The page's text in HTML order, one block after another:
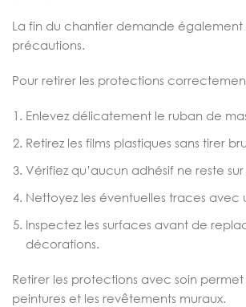
La fin du chantier demande également
précautions.
Pour retirer les protections
Enlevez délicatement le ruban de
Retirez les films plastiques sans tirer
Vérifiez qu’aucun adhésif ne reste sur
Nettoyez les éventuelles traces avec
Inspectez les surfaces avant de
décorations.
Retirer les protections avec soin
peintures et les revêtements muraux.